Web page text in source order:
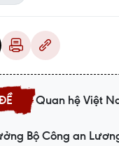
Quan hệ Việt
Bộ Công an